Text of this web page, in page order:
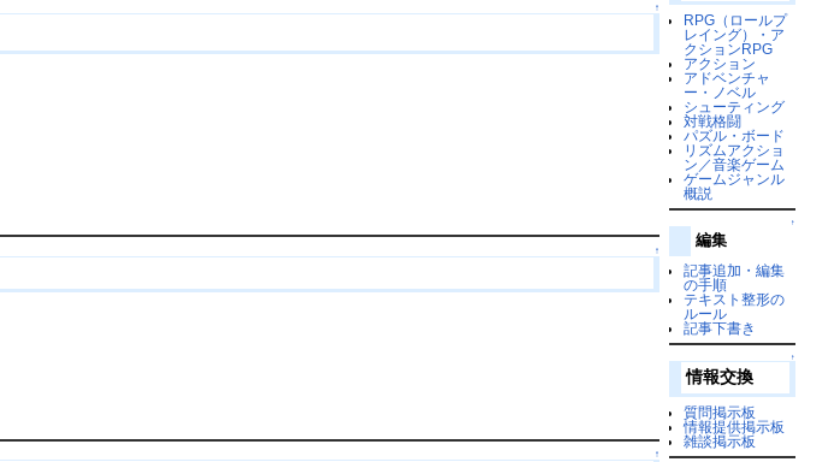
↑
↑
↑
RPG（ロールプ
レイング）・ア
クションRPG
アクション
アドベンチャ
ー・ノベル
シューティング
対戦格闘
パズル・ボード
リズムアクショ
ン／音楽ゲーム
ゲームジャンル
概説
↑
編集
記事追加・編集
の手順
テキスト整形の
ルール
記事下書き
↑
情報交換
質問掲示板
情報提供掲示板
雑談掲示板